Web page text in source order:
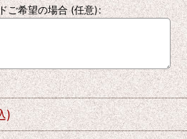
ご希望の場合(任意):
)